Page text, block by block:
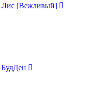
Лис [Вежливый]
БудДен